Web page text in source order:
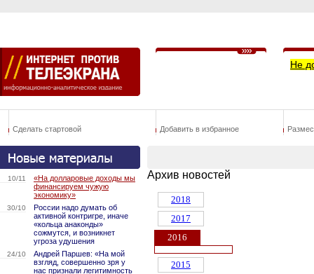
Не
Сделать стартовой Добавить в избранное
10/11
«На долларовые доходы мы
финансируем чужую
экономику»
30/10
России надо думать об
активной контригре, иначе
«кольца анаконды»
сожмутся, и возникнет
угроза удушения
24/10
Андрей Паршев: «На мой
взгляд, совершенно зря у
нас признали легитимность
Архив новостей
2018
2017
2016
2015